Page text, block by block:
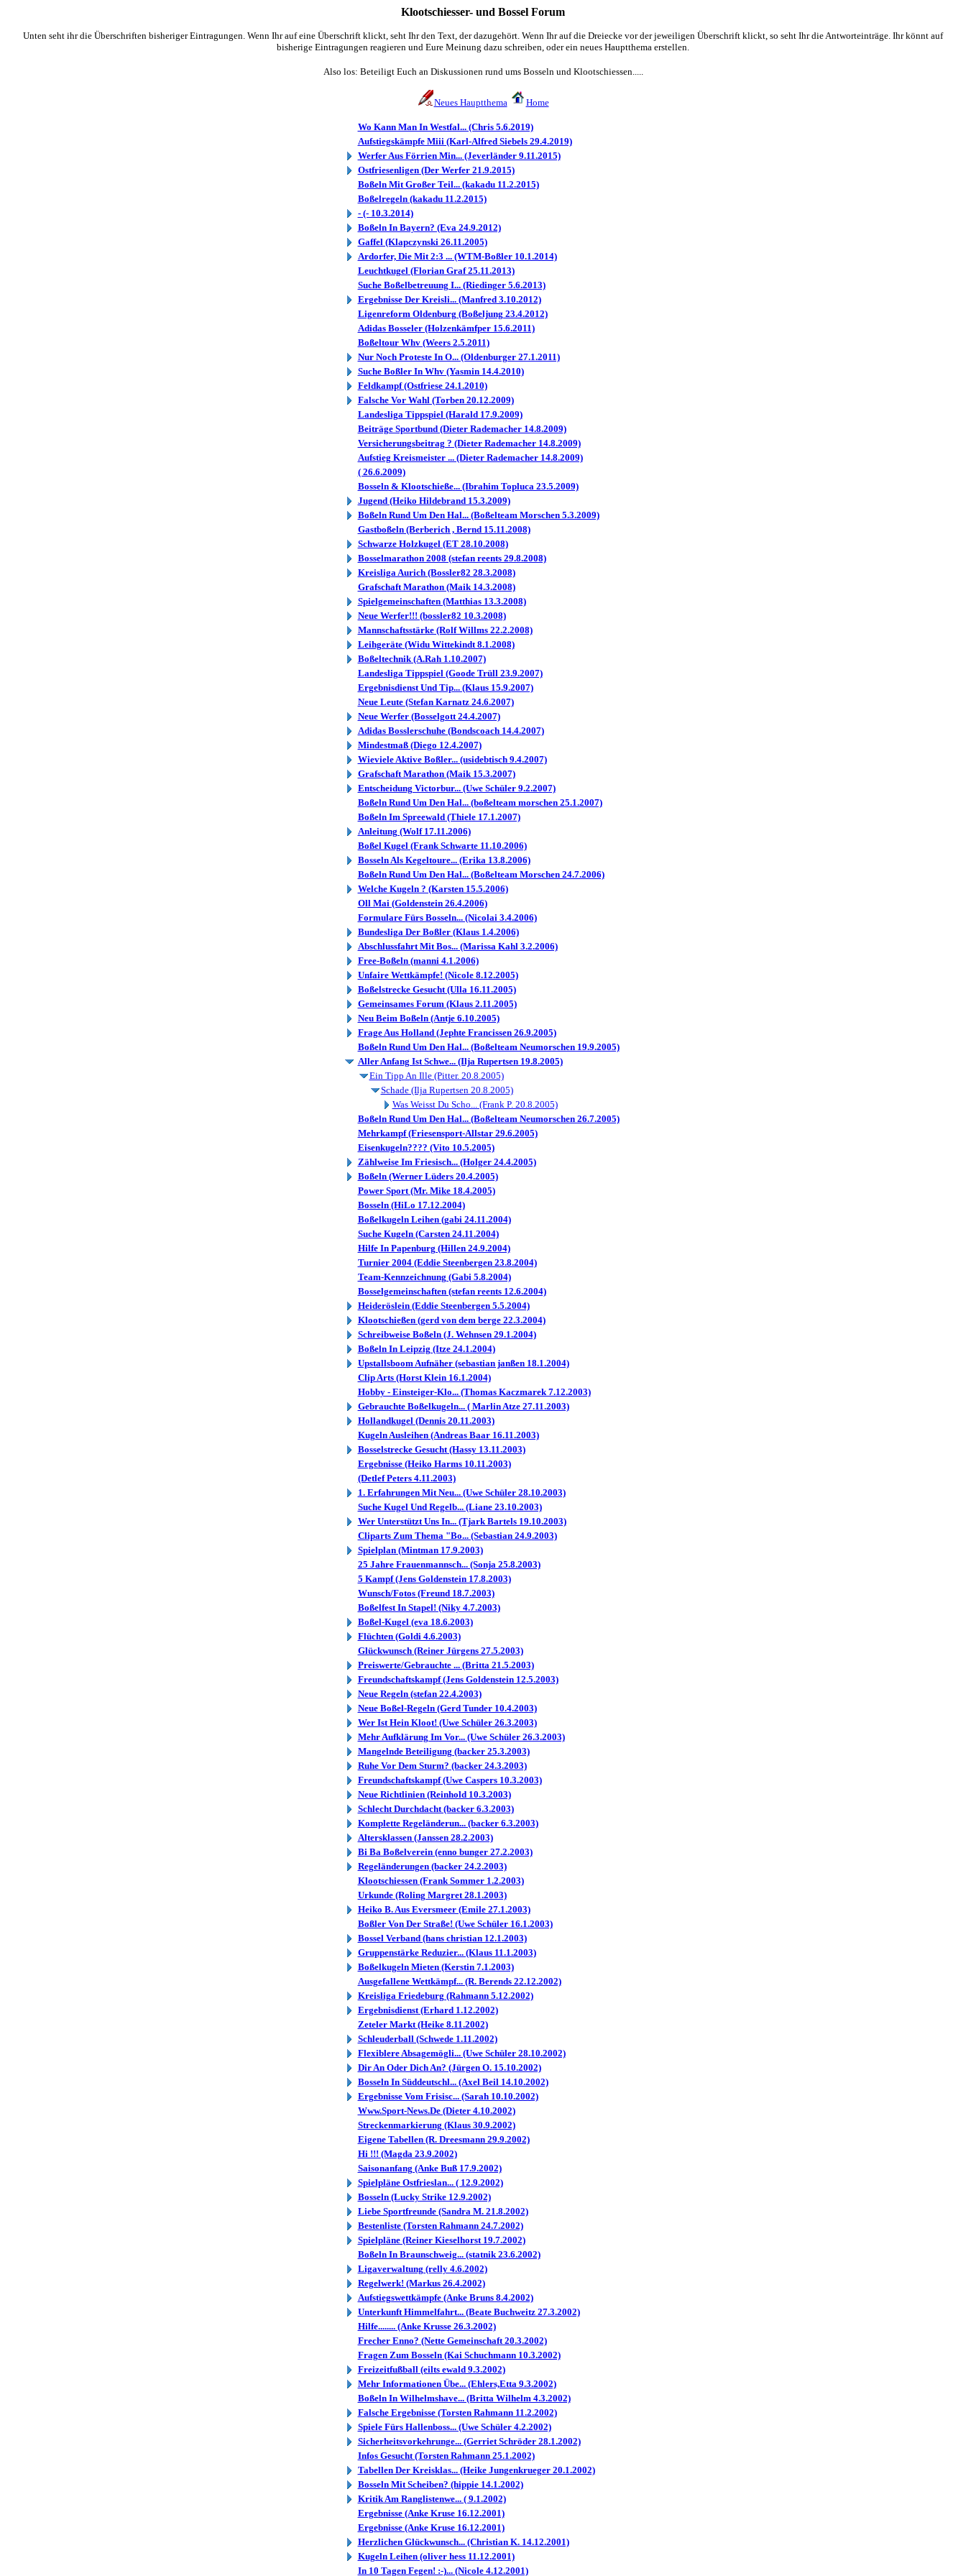
Klootschiesser- und Bossel Forum
Unten seht ihr die Überschriften bisheriger Eintragungen. Wenn Ihr auf eine Überschrift klickt, seht Ihr den Text, der dazugehört. Wenn Ihr auf die Dreiecke vor der jeweiligen Überschrift klickt, so seht Ihr die Antworteinträge. Ihr könnt auf
bisherige Eintragungen reagieren und Eure Meinung dazu schreiben, oder ein neues Hauptthema erstellen.
Also los: Beteiligt Euch an Diskussionen rund ums Bosseln und Klootschiessen.....
Neues Hauptthema Home
Wo Kann Man In Westfal... (Chris 5.6.2019)
Aufstiegskämpfe Miii (Karl-Alfred Siebels 29.4.2019)
Werfer Aus Förrien Min... (Jeverländer 9.11.2015)
Ostfriesenligen (Der Werfer 21.9.2015)
Boßeln Mit Großer Teil... (kakadu 11.2.2015)
Boßelregeln (kakadu 11.2.2015)
- (- 10.3.2014)
Boßeln In Bayern? (Eva 24.9.2012)
Gaffel (Klapczynski 26.11.2005)
Ardorfer, Die Mit 2:3 ... (WTM-Boßler 10.1.2014)
Leuchtkugel (Florian Graf 25.11.2013)
Suche Boßelbetreuung I... (Riedinger 5.6.2013)
Ergebnisse Der Kreisli... (Manfred 3.10.2012)
Ligenreform Oldenburg (Boßeljung 23.4.2012)
Adidas Bosseler (Holzenkämfper 15.6.2011)
Boßeltour Whv (Weers 2.5.2011)
Nur Noch Proteste In O... (Oldenburger 27.1.2011)
Suche Boßler In Whv (Yasmin 14.4.2010)
Feldkampf (Ostfriese 24.1.2010)
Falsche Vor Wahl (Torben 20.12.2009)
Landesliga Tippspiel (Harald 17.9.2009)
Beiträge Sportbund (Dieter Rademacher 14.8.2009)
Versicherungsbeitrag ? (Dieter Rademacher 14.8.2009)
Aufstieg Kreismeister ... (Dieter Rademacher 14.8.2009)
( 26.6.2009)
Bosseln & Klootschieße... (Ibrahim Topluca 23.5.2009)
Jugend (Heiko Hildebrand 15.3.2009)
Boßeln Rund Um Den Hal... (Boßelteam Morschen 5.3.2009)
Gastboßeln (Berberich , Bernd 15.11.2008)
Schwarze Holzkugel (ET 28.10.2008)
Bosselmarathon 2008 (stefan reents 29.8.2008)
Kreisliga Aurich (Bossler82 28.3.2008)
Grafschaft Marathon (Maik 14.3.2008)
Spielgemeinschaften (Matthias 13.3.2008)
Neue Werfer!!! (bossler82 10.3.2008)
Mannschaftsstärke (Rolf Willms 22.2.2008)
Leihgeräte (Widu Wittekindt 8.1.2008)
Boßeltechnik (A.Rah 1.10.2007)
Landesliga Tippspiel (Goode Trüll 23.9.2007)
Ergebnisdienst Und Tip... (Klaus 15.9.2007)
Neue Leute (Stefan Karnatz 24.6.2007)
Neue Werfer (Bosselgott 24.4.2007)
Adidas Bosslerschuhe (Bondscoach 14.4.2007)
Mindestmaß (Diego 12.4.2007)
Wieviele Aktive Boßler... (usidebtisch 9.4.2007)
Grafschaft Marathon (Maik 15.3.2007)
Entscheidung Victorbur... (Uwe Schüler 9.2.2007)
Boßeln Rund Um Den Hal... (boßelteam morschen 25.1.2007)
Boßeln Im Spreewald (Thiele 17.1.2007)
Anleitung (Wolf 17.11.2006)
Boßel Kugel (Frank Schwarte 11.10.2006)
Bosseln Als Kegeltoure... (Erika 13.8.2006)
Boßeln Rund Um Den Hal... (Boßelteam Morschen 24.7.2006)
Welche Kugeln ? (Karsten 15.5.2006)
Oll Mai (Goldenstein 26.4.2006)
Formulare Fürs Bosseln... (Nicolai 3.4.2006)
Bundesliga Der Boßler (Klaus 1.4.2006)
Abschlussfahrt Mit Bos... (Marissa Kahl 3.2.2006)
Free-Boßeln (manni 4.1.2006)
Unfaire Wettkämpfe! (Nicole 8.12.2005)
Boßelstrecke Gesucht (Ulla 16.11.2005)
Gemeinsames Forum (Klaus 2.11.2005)
Neu Beim Boßeln (Antje 6.10.2005)
Frage Aus Holland (Jephte Francissen 26.9.2005)
Boßeln Rund Um Den Hal... (Boßelteam Neumorschen 19.9.2005)
Aller Anfang Ist Schwe... (Ilja Rupertsen 19.8.2005)
Ein Tipp An Ille (Pitter. 20.8.2005)
Schade (Ilja Rupertsen 20.8.2005)
Was Weisst Du Scho... (Frank P. 20.8.2005)
Boßeln Rund Um Den Hal... (Boßelteam Neumorschen 26.7.2005)
Mehrkampf (Friesensport-Allstar 29.6.2005)
Eisenkugeln???? (Vito 10.5.2005)
Zählweise Im Friesisch... (Holger 24.4.2005)
Boßeln (Werner Lüders 20.4.2005)
Power Sport (Mr. Mike 18.4.2005)
Bosseln (HiLo 17.12.2004)
Boßelkugeln Leihen (gabi 24.11.2004)
Suche Kugeln (Carsten 24.11.2004)
Hilfe In Papenburg (Hillen 24.9.2004)
Turnier 2004 (Eddie Steenbergen 23.8.2004)
Team-Kennzeichnung (Gabi 5.8.2004)
Bosselgemeinschaften (stefan reents 12.6.2004)
Heideröslein (Eddie Steenbergen 5.5.2004)
Klootschießen (gerd von dem berge 22.3.2004)
Schreibweise Boßeln (J. Wehnsen 29.1.2004)
Boßeln In Leipzig (Itze 24.1.2004)
Upstallsboom Aufnäher (sebastian janßen 18.1.2004)
Clip Arts (Horst Klein 16.1.2004)
Hobby - Einsteiger-Klo... (Thomas Kaczmarek 7.12.2003)
Gebrauchte Boßelkugeln... ( Marlin Atze 27.11.2003)
Hollandkugel (Dennis 20.11.2003)
Kugeln Ausleihen (Andreas Baar 16.11.2003)
Bosselstrecke Gesucht (Hassy 13.11.2003)
Ergebnisse (Heiko Harms 10.11.2003)
(Detlef Peters 4.11.2003)
1. Erfahrungen Mit Neu... (Uwe Schüler 28.10.2003)
Suche Kugel Und Regelb... (Liane 23.10.2003)
Wer Unterstützt Uns In... (Tjark Bartels 19.10.2003)
Cliparts Zum Thema "Bo... (Sebastian 24.9.2003)
Spielplan (Mintman 17.9.2003)
25 Jahre Frauenmannsch... (Sonja 25.8.2003)
5 Kampf (Jens Goldenstein 17.8.2003)
Wunsch/Fotos (Freund 18.7.2003)
Boßelfest In Stapel! (Niky 4.7.2003)
Boßel-Kugel (eva 18.6.2003)
Flüchten (Goldi 4.6.2003)
Glückwunsch (Reiner Jürgens 27.5.2003)
Preiswerte/Gebrauchte ... (Britta 21.5.2003)
Freundschaftskampf (Jens Goldenstein 12.5.2003)
Neue Regeln (stefan 22.4.2003)
Neue Boßel-Regeln (Gerd Tunder 10.4.2003)
Wer Ist Hein Kloot! (Uwe Schüler 26.3.2003)
Mehr Aufklärung Im Vor... (Uwe Schüler 26.3.2003)
Mangelnde Beteiligung (backer 25.3.2003)
Ruhe Vor Dem Sturm? (backer 24.3.2003)
Freundschaftskampf (Uwe Caspers 10.3.2003)
Neue Richtlinien (Reinhold 10.3.2003)
Schlecht Durchdacht (backer 6.3.2003)
Komplette Regeländerun... (backer 6.3.2003)
Altersklassen (Janssen 28.2.2003)
Bi Ba Boßelverein (enno bunger 27.2.2003)
Regeländerungen (backer 24.2.2003)
Klootschiessen (Frank Sommer 1.2.2003)
Urkunde (Roling Margret 28.1.2003)
Heiko B. Aus Eversmeer (Emile 27.1.2003)
Boßler Von Der Straße! (Uwe Schüler 16.1.2003)
Bossel Verband (hans christian 12.1.2003)
Gruppenstärke Reduzier... (Klaus 11.1.2003)
Boßelkugeln Mieten (Kerstin 7.1.2003)
Ausgefallene Wettkämpf... (R. Berends 22.12.2002)
Kreisliga Friedeburg (Rahmann 5.12.2002)
Ergebnisdienst (Erhard 1.12.2002)
Zeteler Markt (Heike 8.11.2002)
Schleuderball (Schwede 1.11.2002)
Flexiblere Absagemögli... (Uwe Schüler 28.10.2002)
Dir An Oder Dich An? (Jürgen O. 15.10.2002)
Bosseln In Süddeutschl... (Axel Beil 14.10.2002)
Ergebnisse Vom Frisisc... (Sarah 10.10.2002)
Www.Sport-News.De (Dieter 4.10.2002)
Streckenmarkierung (Klaus 30.9.2002)
Eigene Tabellen (R. Dreesmann 29.9.2002)
Hi !!! (Magda 23.9.2002)
Saisonanfang (Anke Buß 17.9.2002)
Spielpläne Ostfrieslan... ( 12.9.2002)
Bosseln (Lucky Strike 12.9.2002)
Liebe Sportfreunde (Sandra M. 21.8.2002)
Bestenliste (Torsten Rahmann 24.7.2002)
Spielpläne (Reiner Kieselhorst 19.7.2002)
Boßeln In Braunschweig... (statnik 23.6.2002)
Ligaverwaltung (relly 4.6.2002)
Regelwerk! (Markus 26.4.2002)
Aufstiegswettkämpfe (Anke Bruns 8.4.2002)
Unterkunft Himmelfahrt... (Beate Buchweitz 27.3.2002)
Hilfe........ (Anke Krusse 26.3.2002)
Frecher Enno? (Nette Gemeinschaft 20.3.2002)
Fragen Zum Bosseln (Kai Schuchmann 10.3.2002)
Freizeitfußball (eilts ewald 9.3.2002)
Mehr Informationen Übe... (Ehlers,Etta 9.3.2002)
Boßeln In Wilhelmshave... (Britta Wilhelm 4.3.2002)
Falsche Ergebnisse (Torsten Rahmann 11.2.2002)
Spiele Fürs Hallenboss... (Uwe Schüler 4.2.2002)
Sicherheitsvorkehrunge... (Gerriet Schröder 28.1.2002)
Infos Gesucht (Torsten Rahmann 25.1.2002)
Tabellen Der Kreisklas... (Heike Jungenkrueger 20.1.2002)
Bosseln Mit Scheiben? (hippie 14.1.2002)
Kritik Am Ranglistenwe... ( 9.1.2002)
Ergebnisse (Anke Kruse 16.12.2001)
Ergebnisse (Anke Kruse 16.12.2001)
Herzlichen Glückwunsch... (Christian K. 14.12.2001)
Kugeln Leihen (oliver hess 11.12.2001)
In 10 Tagen Fegen! :-)... (Nicole 4.12.2001)